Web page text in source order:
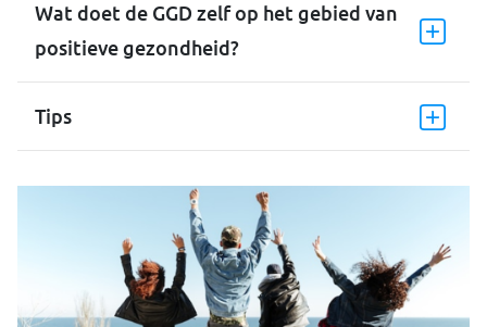
Wat doet de GGD zelf op het gebied van
positieve gezondheid?
Tips